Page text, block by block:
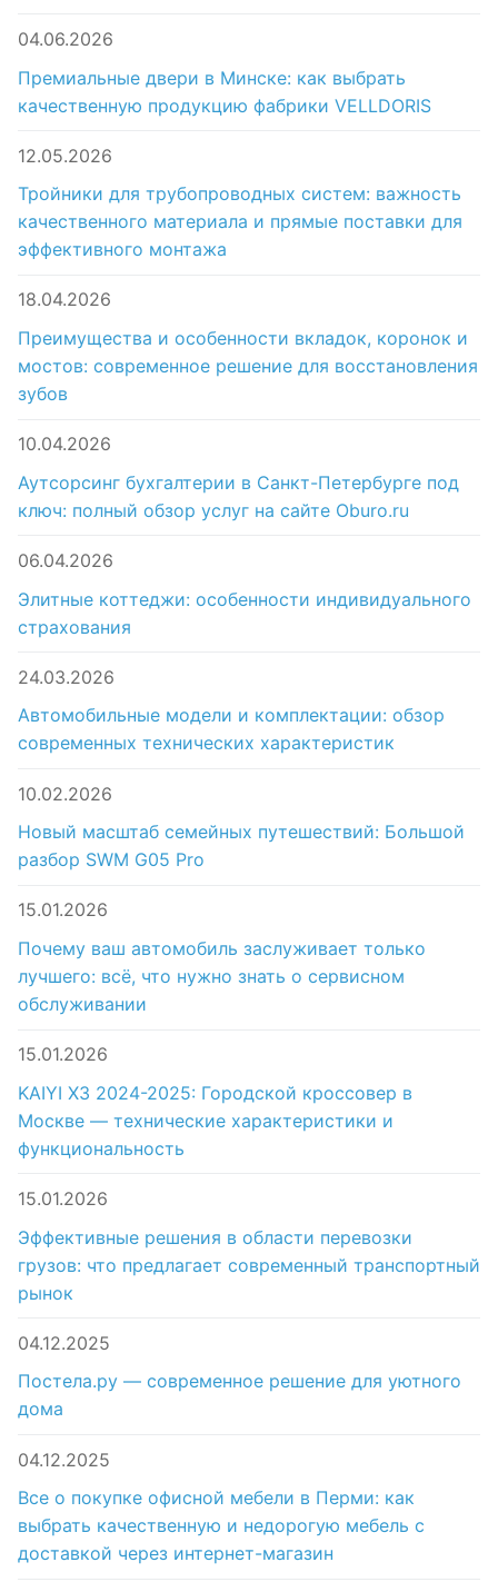
04.06.2026
Премиальные двери в Минске: как выбрать
качественную продукцию фабрики VELLDORIS
12.05.2026
Тройники для трубопроводных систем: важность
качественного материала и прямые поставки для
эффективного монтажа
18.04.2026
Преимущества и особенности вкладок, коронок и
мостов: современное решение для восстановления
зубов
10.04.2026
Аутсорсинг бухгалтерии в Санкт-Петербурге под
ключ: полный обзор услуг на сайте Oburo.ru
06.04.2026
Элитные коттеджи: особенности индивидуального
страхования
24.03.2026
Автомобильные модели и комплектации: обзор
современных технических характеристик
10.02.2026
Новый масштаб семейных путешествий: Большой
разбор SWM G05 Pro
15.01.2026
Почему ваш автомобиль заслуживает только
лучшего: всё, что нужно знать о сервисном
обслуживании
15.01.2026
KAIYI X3 2024-2025: Городской кроссовер в
Москве — технические характеристики и
функциональность
15.01.2026
Эффективные решения в области перевозки
грузов: что предлагает современный транспортный
рынок
04.12.2025
Постела.ру — современное решение для уютного
дома
04.12.2025
Все о покупке офисной мебели в Перми: как
выбрать качественную и недорогую мебель с
доставкой через интернет-магазин